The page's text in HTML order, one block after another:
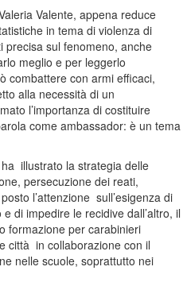
Valente, appena reduce
in tema di violenza di
precisa sul fenomeno, anche
meglio e per leggerlo
combattere con armi efficaci,
alla necessità di un
l’importanza di costituire
come ambassador: è un tema
illustrato la strategia delle
persecuzione dei reati,
l’attenzione sull’esigenza di
di impedire le recidive dall’altro, il
formazione per carabinieri
città in collaborazione con il
nelle scuole, soprattutto nei